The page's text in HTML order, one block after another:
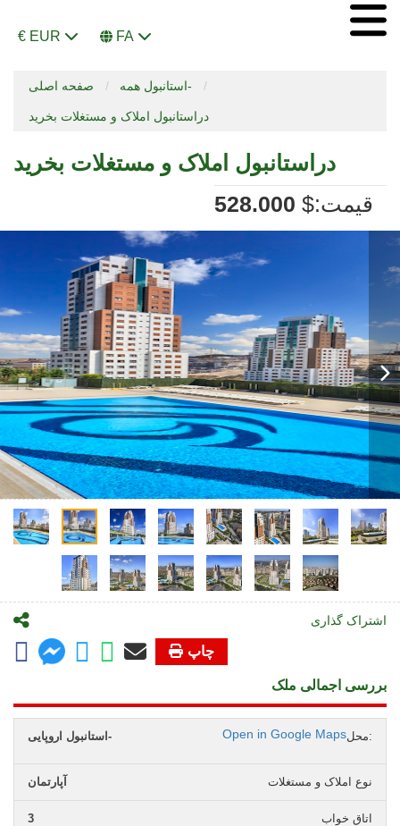
€ EUR FA
صفحه اصلی استانبول همه-
دراستانبول املاک و مستغلات بخرید
دراستانبول املاک و مستغلات بخرید
:قیمت
528.000 $
اشتراک گذاری
چاپ
بررسی اجمالی ملک
محل: استانبول اروپایی- Open in Google Maps
نوع املاک و مستغلات آپارتمان
اتاق خواب 3